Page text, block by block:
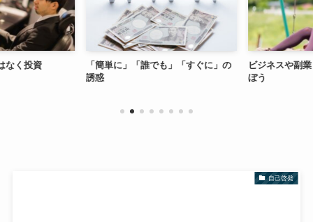
く投資
「簡単に」「誰でも」「すぐに」の
誘惑
ビジネスや副業
ぼう
自己啓発